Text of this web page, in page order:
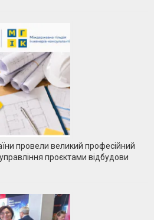
провели великий професійний
проєктами відбудови